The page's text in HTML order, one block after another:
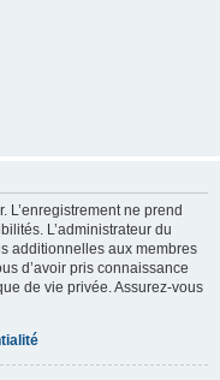
L’enregistrement ne prend
L’administrateur du
additionnelles aux membres
d’avoir pris connaissance
de vie privée. Assurez-vous